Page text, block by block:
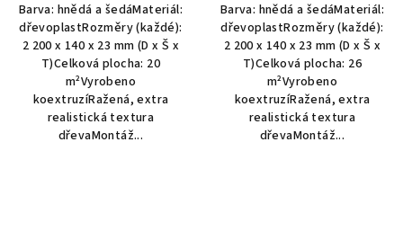
Barva: hnědá a šedáMateriál:
dřevoplastRozměry (každé):
2 200 x 140 x 23 mm (D x Š x
T)Celková plocha: 20
m²Vyrobeno
koextruzíRažená, extra
realistická textura
dřevaMontáž...
Barva: hnědá a šedáMateriál:
dřevoplastRozměry (každé):
2 200 x 140 x 23 mm (D x Š x
T)Celková plocha: 26
m²Vyrobeno
koextruzíRažená, extra
realistická textura
dřevaMontáž...